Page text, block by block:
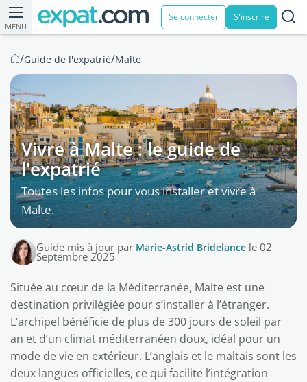
MENU
Se connecter S'inscrire
/Guide de l'expatrié/Malte
Vivre à Malte : le guide de
l'expatrié
Toutes les infos pour vous installer et vivre à
Malte.
Guide mis à jour par Marie-Astrid Bridelance le 02
Septembre 2025
Située au cœur de la Méditerranée, Malte est une
destination privilégiée pour s’installer à l’étranger.
L’archipel bénéficie de plus de 300 jours de soleil par
an et d’un climat méditerranéen doux, idéal pour un
mode de vie en extérieur. L’anglais et le maltais sont les
deux langues officielles, ce qui facilite l’intégration